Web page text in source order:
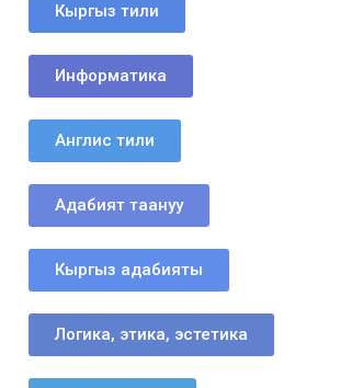
Кыргыз тили
Информатика
Англис тили
Адабият таануу
Кыргыз адабияты
Логика, этика, эстетика